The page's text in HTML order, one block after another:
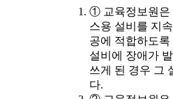
① 교육정보원은
스용 설비를 지
공에 적합하도
설비에 장애가
쓰게 된 경우 그
다.